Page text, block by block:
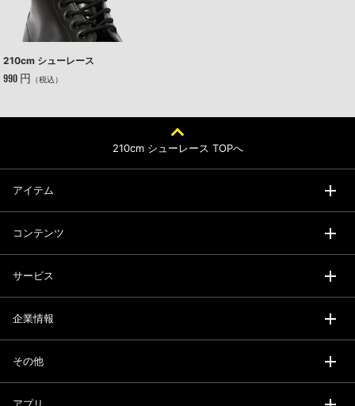
210cm シューレース
990 円 （税込）
210cm シューレース TOPへ
アイテム
コンテンツ
サービス
企業情報
その他
アプリ